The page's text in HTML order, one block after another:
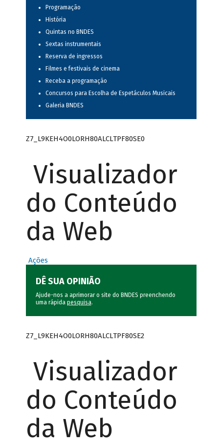
Programação
História
Quintas no BNDES
Sextas instrumentais
Reserva de ingressos
Filmes e festivais de cinema
Receba a programação
Concursos para Escolha de Espetáculos Musicais
Galeria BNDES
Z7_L9KEH4O0LORH80ALCLTPF80SE0
Visualizador
do Conteúdo
da Web
Ações
DÊ SUA OPINIÃO
Ajude-nos a aprimorar o site do BNDES preenchendo
uma rápida pesquisa.
Z7_L9KEH4O0LORH80ALCLTPF80SE2
Visualizador
do Conteúdo
da Web